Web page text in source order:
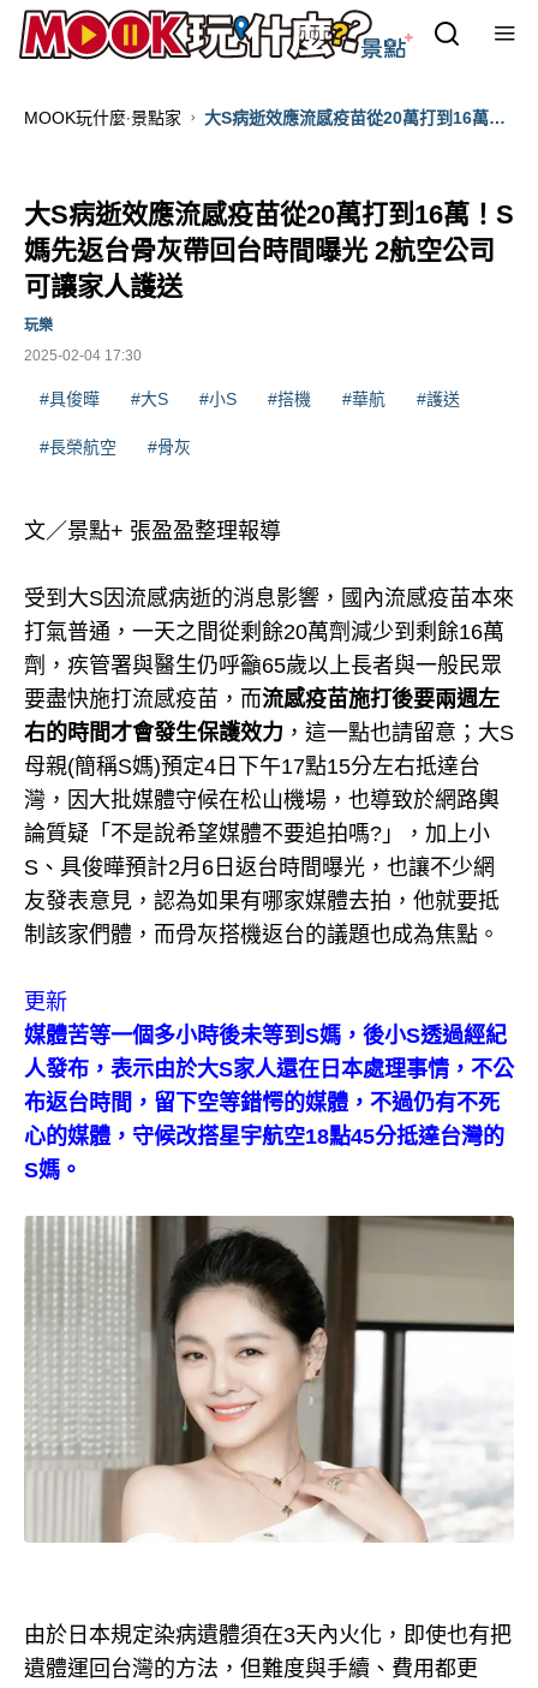
MOOK玩什麼‧景點家
大S病逝效應流感疫苗從20萬打到16萬！
大S病逝效應流感疫苗從20萬打到16萬！S
媽先返台骨灰帶回台時間曝光 2航空公司
可讓家人護送
2025-02-04 17:30
玩樂
#具俊曄 #大S #小S #搭機 #華航 #護送
#長榮航空 #骨灰
文／景點+ 張盈盈整理報導
受到大S因流感病逝的消息影響，國內流感疫苗本來
打氣普通，一天之間從剩餘20萬劑減少到剩餘16萬
劑，疾管署與醫生仍呼籲65歲以上長者與一般民眾
要盡快施打流感疫苗，而流感疫苗施打後要兩週左
右的時間才會發生保護效力 ，這一點也請留意；大S
母親(簡稱S媽)預定4日下午17點15分左右抵達台
灣，因大批媒體守候在松山機場，也導致於網路輿
論質疑「不是說希望媒體不要追拍嗎?」，加上小
S、具俊曄預計2月6日返台時間曝光，也讓不少網
友發表意見，認為如果有哪家媒體去拍，他就要抵
制該家們體，而骨灰搭機返台的議題也成為焦點。
更新
媒體苦等一個多小時後未等到S媽，後小S透過經紀
人發布，表示由於大S家人還在日本處理事情，不公
布返台時間，留下空等錯愕的媒體，不過仍有不死
心的媒體，守候改搭星宇航空18點45分抵達台灣的
S媽。
由於日本規定染病遺體須在3天內火化，即使也有把
遺體運回台灣的方法，但難度與手續、費用都更